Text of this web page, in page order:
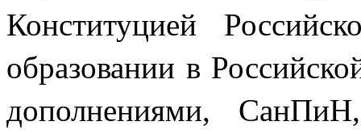
Конституцией
образовании в
дополнениями,